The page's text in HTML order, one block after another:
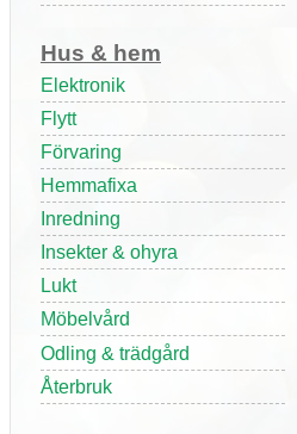
Hus & hem
Elektronik
Flytt
Förvaring
Hemmafixa
Inredning
Insekter & ohyra
Lukt
Möbelvård
Odling & trädgård
Återbruk